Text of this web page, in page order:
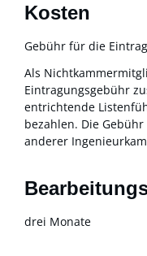
Kosten
Gebühr für die
Als
Eintragungsgebühr
entrichtende
bezahlen. Die
anderer
drei Monate